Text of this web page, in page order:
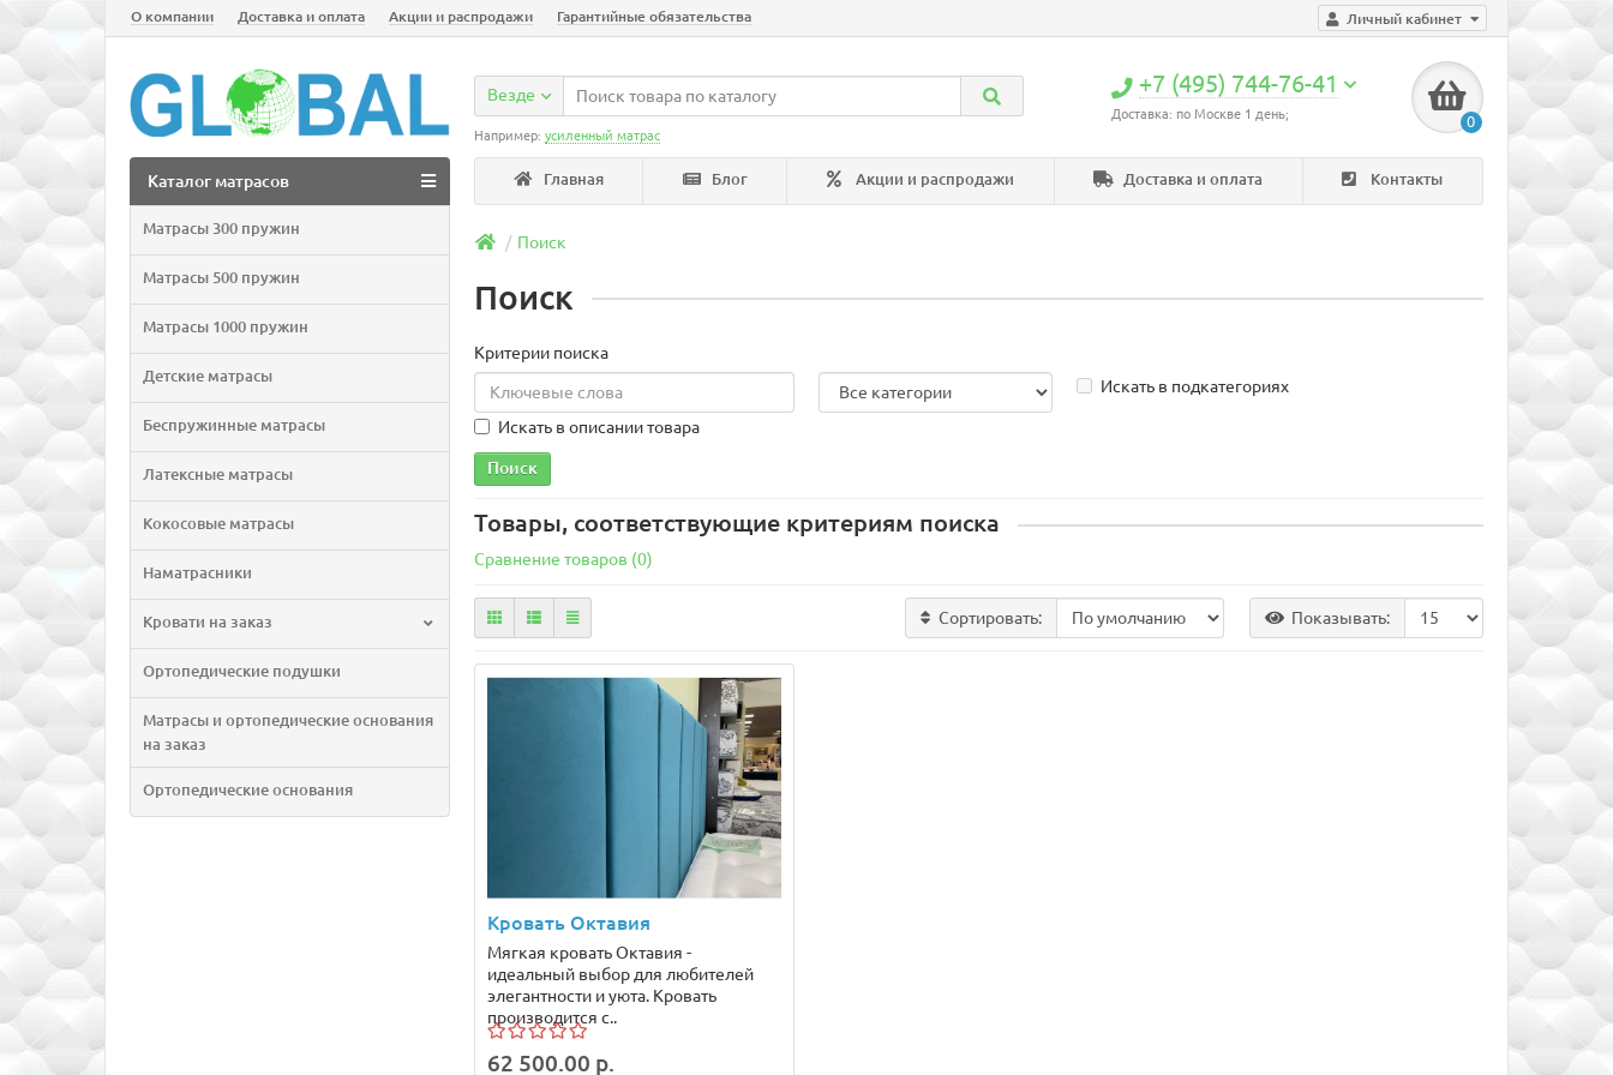
Личный кабинет
О компании Доставка и оплата Акции и распродажи Гарантийные обязательства
+7 (495) 744-76-41
Доставка: по Москве 1 день; 0
Везде
Например: усиленный матрас
Главная Блог Акции и распродажи Доставка и оплата Контакты
Каталог матрасов
Матрасы 300 пружин
Матрасы 500 пружин
Матрасы 1000 пружин
Детские матрасы
Беспружинные матрасы
Латексные матрасы
Кокосовые матрасы
Наматрасники
Кровати на заказ
Ортопедические подушки
Матрасы и ортопедические основания
на заказ
Ортопедические основания
Поиск
Поиск
Критерии поиска
Искать в подкатегориях
Искать в описании товара
Товары, соответствующие критериям поиска
Сравнение товаров (0)
Сортировать: Показывать:
Кровать Октавия
Мягкая кровать Октавия -
идеальный выбор для любителей
элегантности и уюта. Кровать
производится с..
62 500.00 р.